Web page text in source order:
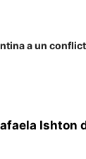
a un
Ishton